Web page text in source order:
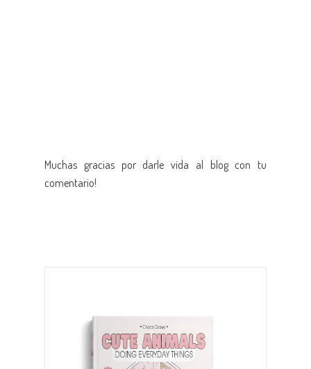
Muchas gracias por darle vida al blog con tu
comentario!